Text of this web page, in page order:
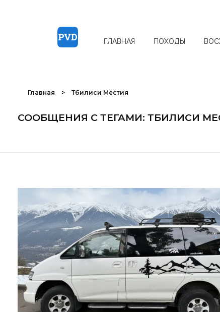
ГЛАВНАЯ ПОХОДЫ
Главная > Тбилиси Местия
СООБЩЕНИЯ С ТЕГАМИ: ТБИЛИСИ